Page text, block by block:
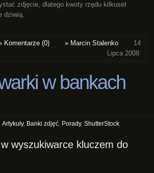
zdjęcie, dlatego kwoty rzędu kilkuset
dziwią.
Komentarze (0) » Marcin Stalenko
14
Lipca 2008
w bankach
Artykuły, Banki zdjęć Porady, ShutterStock
wyszukiwarce kluczem do